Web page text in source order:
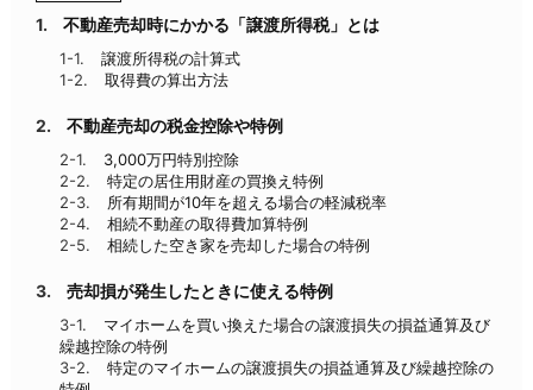
不動産売却時にかかる「譲渡所得税」とは
譲渡所得税の計算式
取得費の算出方法
不動産売却の税金控除や特例
3,000万円特別控除
特定の居住用財産の買換え特例
所有期間が10年を超える場合の軽減税率
相続不動産の取得費加算特例
相続した空き家を売却した場合の特例
売却損が発生したときに使える特例
マイホームを買い換えた場合の譲渡損失の損益通算及び
繰越控除の特例
特定のマイホームの譲渡損失の損益通算及び繰越控除の